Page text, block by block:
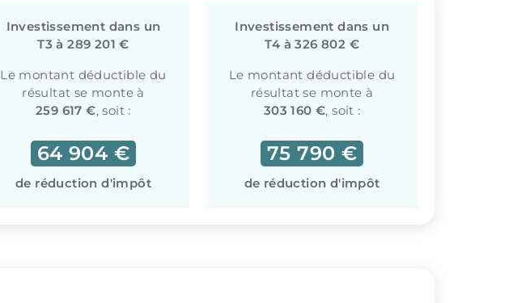
Investissement dans un
T3 à 289 201 €
Le montant déductible du
résultat se monte à
259 617 €, soit :
64 904 €
de réduction d'impôt
Investissement dans un
T4 à 326 802 €
Le montant déductible du
résultat se monte à
303 160 €, soit :
75 790 €
de réduction d'impôt